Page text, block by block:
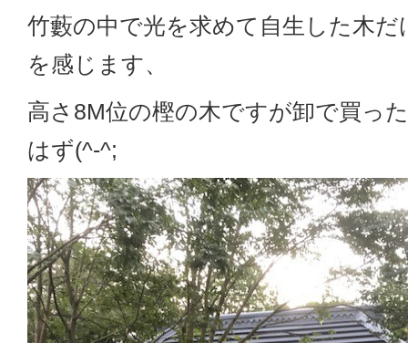
竹藪の中で光を求めて自生した木
を感じます、
高さ8M位の樫の木ですが卸で買っ
はず(^-^;